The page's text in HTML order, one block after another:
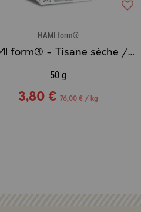
HAMI form®
HAMI form® - Tisane sèche / riz soufflé
50 g
3,80 € 76,00 € / kg